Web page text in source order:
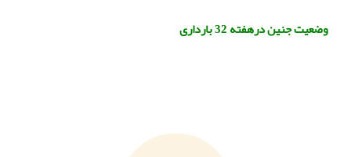
وضعیت جنین درهفته 32 بارداری